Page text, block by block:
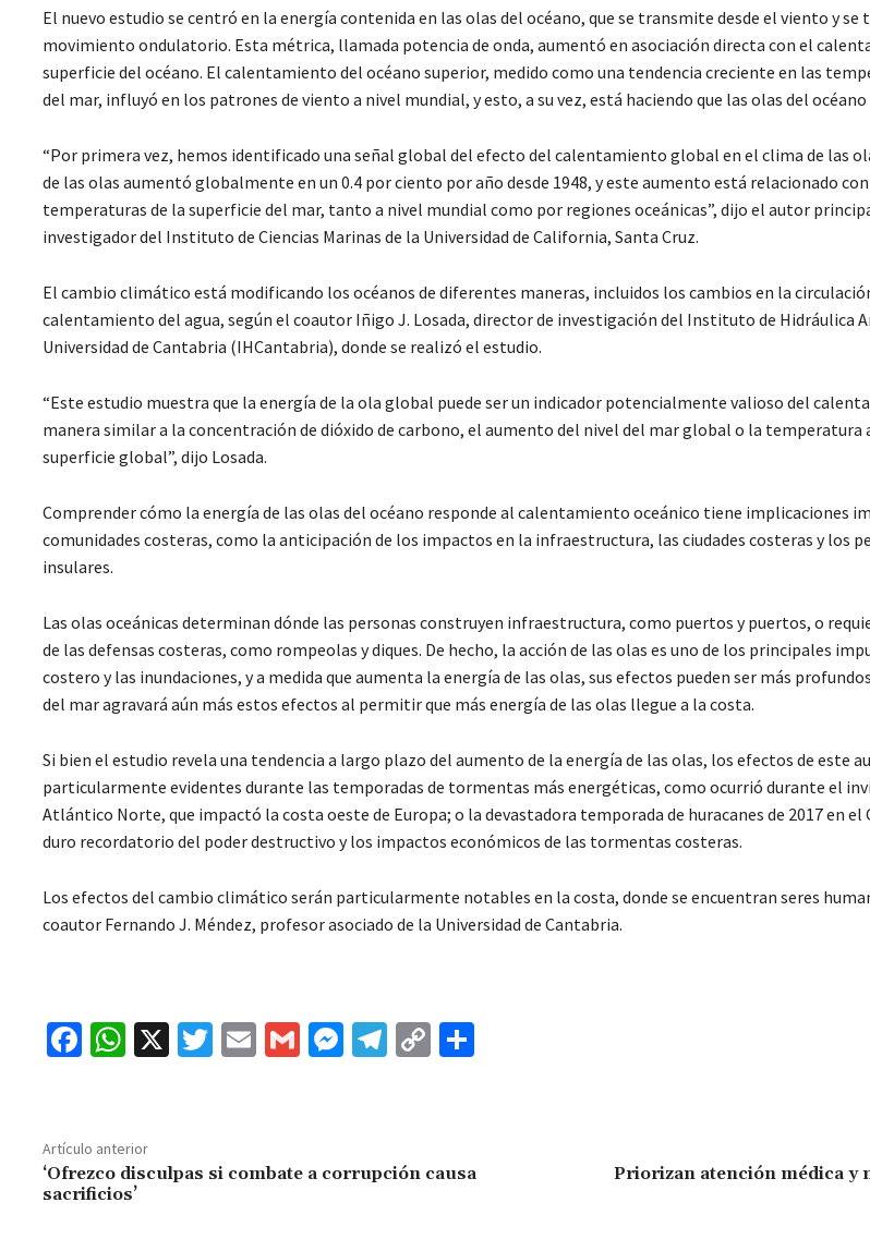
El nuevo estudio se centró en la energía contenida en las olas del océano, que se transmite desde el viento y se
movimiento ondulatorio. Esta métrica, llamada potencia de onda, aumentó en asociación directa con el
superficie del océano. El calentamiento del océano superior, medido como una tendencia creciente en las
del mar, influyó en los patrones de viento a nivel mundial, y esto, a su vez, está haciendo que las olas del
“Por primera vez, hemos identificado una señal global del efecto del calentamiento global en el clima de las
de las olas aumentó globalmente en un 0.4 por ciento por año desde 1948, y este aumento está relacionado
temperaturas de la superficie del mar, tanto a nivel mundial como por regiones oceánicas”, dijo el autor
investigador del Instituto de Ciencias Marinas de la Universidad de California, Santa Cruz.
El cambio climático está modificando los océanos de diferentes maneras, incluidos los cambios en la
calentamiento del agua, según el coautor Iñigo J. Losada, director de investigación del Instituto de Hidráulica
Universidad de Cantabria (IHCantabria), donde se realizó el estudio.
“Este estudio muestra que la energía de la ola global puede ser un indicador potencialmente valioso del
manera similar a la concentración de dióxido de carbono, el aumento del nivel del mar global o la temperatura
superficie global”, dijo Losada.
Comprender cómo la energía de las olas del océano responde al calentamiento oceánico tiene implicaciones
comunidades costeras, como la anticipación de los impactos en la infraestructura, las ciudades costeras y los
insulares.
Las olas oceánicas determinan dónde las personas construyen infraestructura, como puertos y puertos, o
de las defensas costeras, como rompeolas y diques. De hecho, la acción de las olas es uno de los principales
costero y las inundaciones, y a medida que aumenta la energía de las olas, sus efectos pueden ser más
del mar agravará aún más estos efectos al permitir que más energía de las olas llegue a la costa.
Si bien el estudio revela una tendencia a largo plazo del aumento de la energía de las olas, los efectos de este
particularmente evidentes durante las temporadas de tormentas más energéticas, como ocurrió durante el
Atlántico Norte, que impactó la costa oeste de Europa; o la devastadora temporada de huracanes de 2017 en el
duro recordatorio del poder destructivo y los impactos económicos de las tormentas costeras.
Los efectos del cambio climático serán particularmente notables en la costa, donde se encuentran seres
coautor Fernando J. Méndez, profesor asociado de la Universidad de Cantabria.
Fa
o
o
k
W
sA
p
p
X
T
E
G
M
ge
Te
m
C
Li ar
Artículo anterior
‘Ofrezco disculpas si combate a corrupción causa
sacrificios’
Priorizan atención médica y